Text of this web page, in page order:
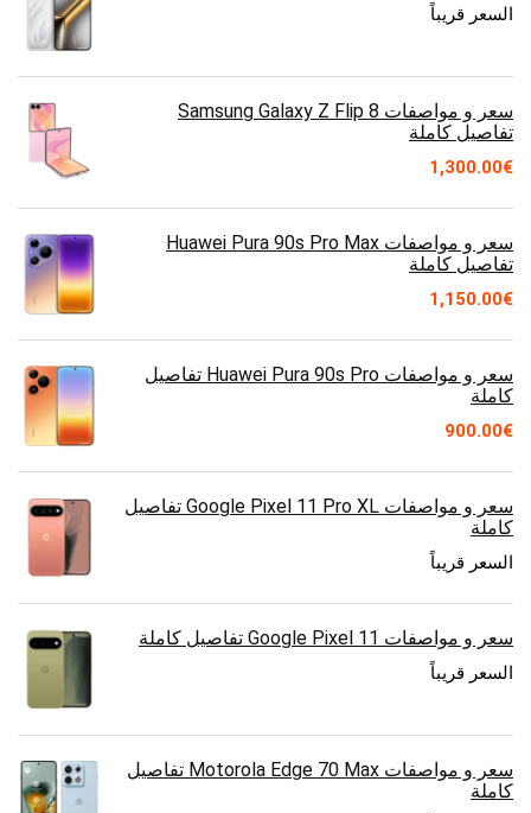
السعر قريباً
سعر و مواصفات Samsung Galaxy Z Flip 8
تفاصيل كاملة
€
1,300.00
سعر و مواصفات Huawei Pura 90s Pro Max
تفاصيل كاملة
€
1,150.00
سعر و مواصفات Huawei Pura 90s Pro تفاصيل
كاملة
€
900.00
سعر و مواصفات Google Pixel 11 Pro XL تفاصيل
كاملة
السعر قريباً
سعر و مواصفات Google Pixel 11 تفاصيل كاملة
السعر قريباً
سعر و مواصفات Motorola Edge 70 Max تفاصيل
كاملة